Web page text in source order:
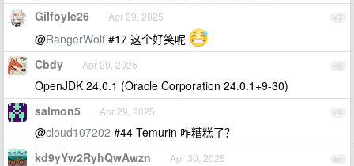
47
Gilfoyle26 Apr 29, 2025
@RangerWolf #17 这个好笑呢
48
Cbdy Apr 29, 2025
OpenJDK 24.0.1 (Oracle Corporation 24.0.1+9-30)
49
salmon5 Apr 29, 2025
@cloud107202 #44 Temurin 咋糟糕了？
50
kd9yYw2RyhQwAwzn Apr 30, 2025